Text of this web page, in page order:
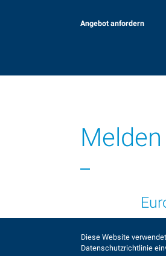
Angebot anfordern
Diese Website
Datenschutzrichtlinie